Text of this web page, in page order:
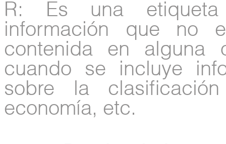
R: Es una etiqueta
información que no
contenida en alguna
cuando se incluye
sobre la
economía, etc.